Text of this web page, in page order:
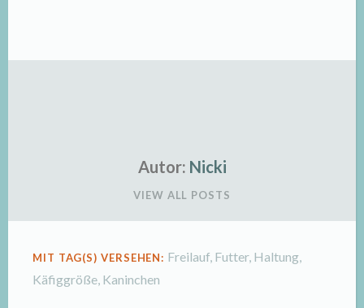
Autor: Nicki
VIEW ALL POSTS
MIT TAG(S) VERSEHEN: Freilauf, Futter, Haltung,
Käfiggröße, Kaninchen